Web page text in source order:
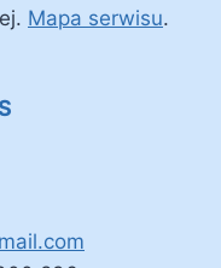
Mapa serwisu.